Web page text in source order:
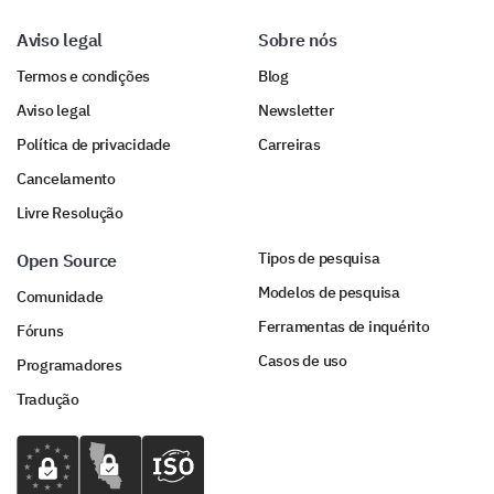
Aviso legal
Termos e condições
Aviso legal
Política de privacidade
Cancelamento
Livre Resolução
Sobre nós
Blog
Newsletter
Carreiras
Open Source
Comunidade
Fóruns
Programadores
Tradução
Tipos de pesquisa
Modelos de pesquisa
Ferramentas de inquérito
Casos de uso